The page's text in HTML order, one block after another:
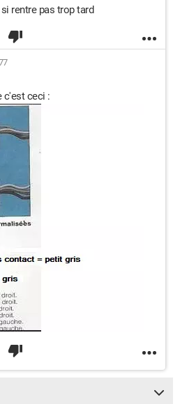
rentre pas trop tard
c'est ceci :